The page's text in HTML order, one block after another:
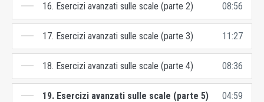
16. Esercizi avanzati sulle scale (parte 2) 08:56
17. Esercizi avanzati sulle scale (parte 3) 11:27
18. Esercizi avanzati sulle scale (parte 4) 08:36
19. Esercizi avanzati sulle scale (parte 5) 04:59